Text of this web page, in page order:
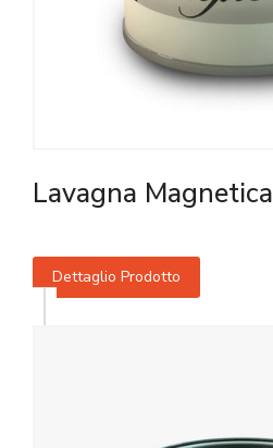
Lavagna Magnetica
Dettaglio Prodotto